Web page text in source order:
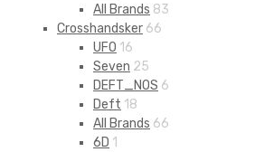
All Brands 83
Crosshandsker 66
UFO 16
Seven 25
DEFT_NOS 6
Deft 18
All Brands 66
6D 1